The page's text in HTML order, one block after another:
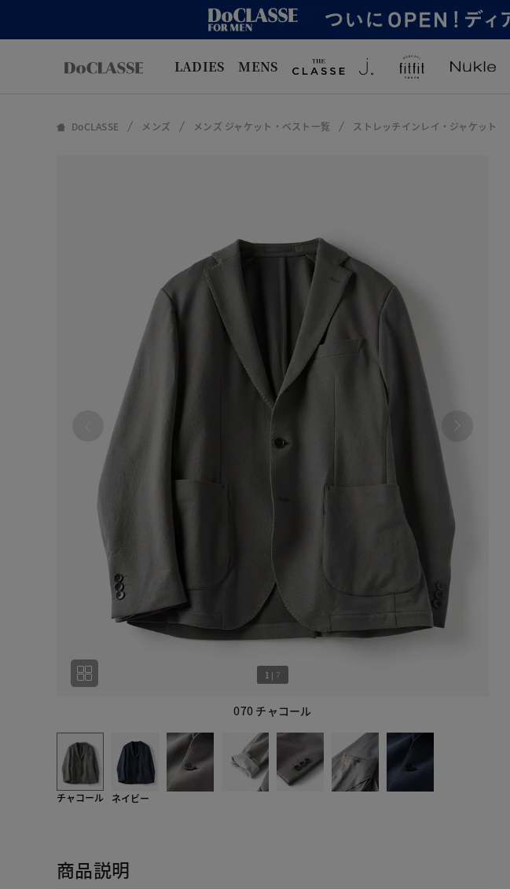
LADIES MENS
DoCLASSE メンズ メンズ ジャケット・ベスト一覧 ストレッチインレイ・ジャケット
070 チャコール
1 | 7
チャコール ネイビー
商品説明